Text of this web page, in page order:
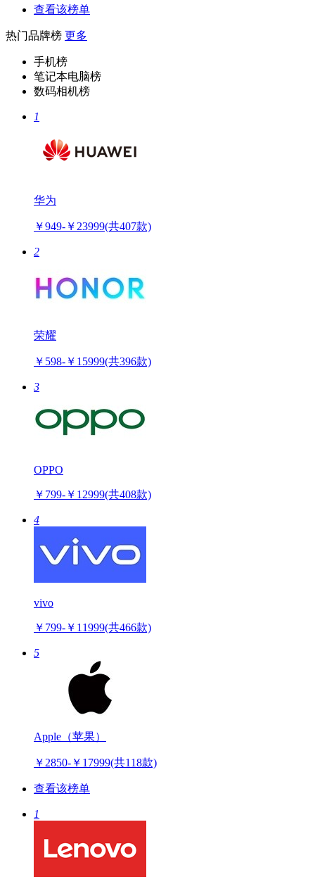
查看该榜单
热门品牌榜 更多
手机榜
笔记本电脑榜
数码相机榜
1
华为
￥949-￥23999(共407款)
2
荣耀
￥598-￥15999(共396款)
3
OPPO
￥799-￥12999(共408款)
4
vivo
￥799-￥11999(共466款)
5
Apple（苹果）
￥2850-￥17999(共118款)
查看该榜单
1